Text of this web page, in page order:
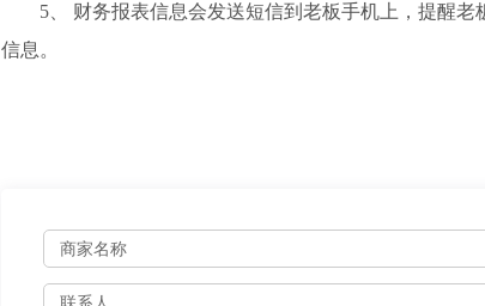
5、 财务报表信息会发送短信到老板手机上，提醒老
信息。